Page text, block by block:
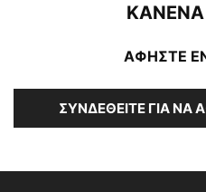
ΚΑΝΕΝΑ
ΑΦΗΣΤΕ
ΣΥΝΔΕΘΕΊΤΕ ΓΙΑ ΝΑ